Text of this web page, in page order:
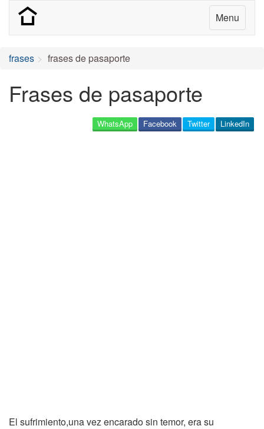
Menu
frases frases de pasaporte
Frases de pasaporte
LinkedIn
Twitter
Facebook
WhatsApp
El sufrimiento,una vez encarado sin temor, era su